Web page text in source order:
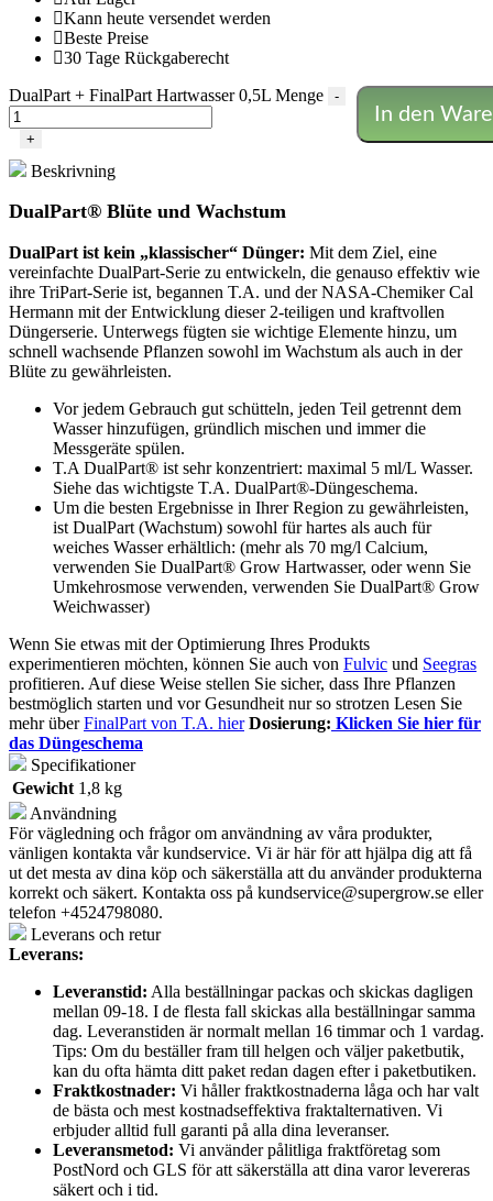
Kann heute versendet werden
Beste Preise
30 Tage Rückgaberecht
DualPart + FinalPart Hartwasser 0,5L Menge
-
+
In den
Beskrivning
DualPart® Blüte und Wachstum
DualPart ist kein „klassischer“ Dünger: Mit dem Ziel, eine
vereinfachte DualPart-Serie zu entwickeln, die genauso effektiv wie
ihre TriPart-Serie ist, begannen T.A. und der NASA-Chemiker Cal
Hermann mit der Entwicklung dieser 2-teiligen und kraftvollen
Düngerserie. Unterwegs fügten sie wichtige Elemente hinzu, um
schnell wachsende Pflanzen sowohl im Wachstum als auch in der
Blüte zu gewährleisten.
Vor jedem Gebrauch gut schütteln, jeden Teil getrennt dem
Wasser hinzufügen, gründlich mischen und immer die
Messgeräte spülen.
T.A DualPart® ist sehr konzentriert: maximal 5 ml/L Wasser.
Siehe das wichtigste T.A. DualPart®-Düngeschema.
Um die besten Ergebnisse in Ihrer Region zu gewährleisten,
ist DualPart (Wachstum) sowohl für hartes als auch für
weiches Wasser erhältlich: (mehr als 70 mg/l Calcium,
verwenden Sie DualPart® Grow Hartwasser, oder wenn Sie
Umkehrosmose verwenden, verwenden Sie DualPart® Grow
Weichwasser)
Wenn Sie etwas mit der Optimierung Ihres Produkts
experimentieren möchten, können Sie auch von Fulvic und Seegras
profitieren. Auf diese Weise stellen Sie sicher, dass Ihre Pflanzen
bestmöglich starten und vor Gesundheit nur so strotzen Lesen Sie
mehr überFinalPart von T.A. hier Dosierung: Klicken Sie hier für
das Düngeschema
Specifikationer
Gewicht 1,8 kg
Användning
För vägledning och frågor om användning av våra produkter,
vänligen kontakta vår kundservice. Vi är här för att hjälpa dig att få
ut det mesta av dina köp och säkerställa att du använder produkterna
korrekt och säkert. Kontakta oss på kundservice@supergrow.se eller
telefon +4524798080.
Leverans och retur
Leverans:
Leveranstid: Alla beställningar packas och skickas dagligen
mellan 09-18. I de flesta fall skickas alla beställningar samma
dag. Leveranstiden är normalt mellan 16 timmar och 1 vardag.
Tips: Om du beställer fram till helgen och väljer paketbutik,
kan du ofta hämta ditt paket redan dagen efter i paketbutiken.
Fraktkostnader: Vi håller fraktkostnaderna låga och har valt
de bästa och mest kostnadseffektiva fraktalternativen. Vi
erbjuder alltid full garanti på alla dina leveranser.
Leveransmetod: Vi använder pålitliga fraktföretag som
PostNord och GLS för att säkerställa att dina varor levereras
säkert och i tid.